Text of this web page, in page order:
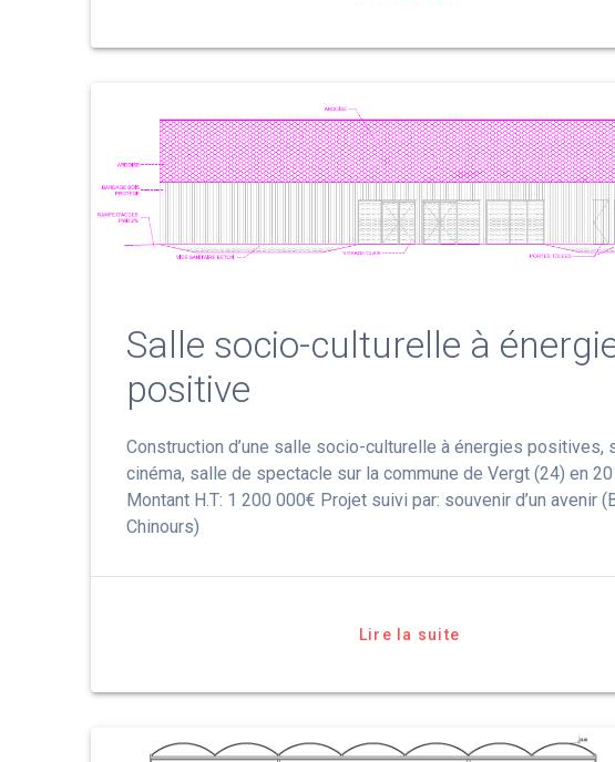
Salle socio-culturelle à
positive
Construction d’une salle socio-culturelle à énergies positives,
cinéma, salle de spectacle sur la commune de Vergt (24) en
Montant H.T: 1 200 000€ Projet suivi par: souvenir d’un avenir
Chinours)
Lire la suite